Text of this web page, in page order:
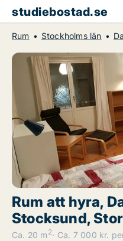
studiebostad.se
Rum Stockholms län
Rum att hyra,
Stocksund,
Ca. 20 m 2 Ca. 7 000 kr.